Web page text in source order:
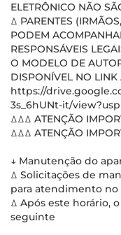
ELETRÔNICO NÃO
ꕔ PARENTES
PODEM
RESPONSÁVEIS
O MODELO DE
DISPONÍVEL NO LINK
https://
3s_6hUNt-it/
ꕔꕔꕔ ATENÇÃO
ꕔꕔꕔ ATENÇÃO
↓ Manutenção do
ꕔ Solicitações de
para atendimento no
ꕔ Após este horário,
seguinte